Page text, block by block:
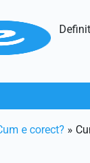
e corect? »